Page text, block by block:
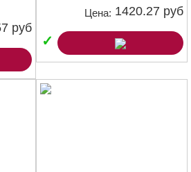
руб
Цена: 1420.27 руб
✓